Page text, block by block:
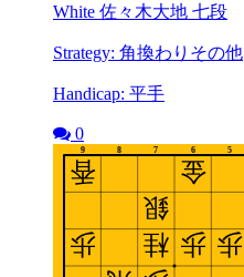
White 佐々木大地 七段
Strategy: 角換わりその他
Handicap: 平手
0